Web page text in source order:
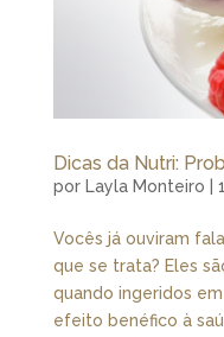
Dicas da Nutri:
por Layla Monteiro
Vocês já ouviram
que se trata? Eles
quando ingeridos
efeito benéfico à